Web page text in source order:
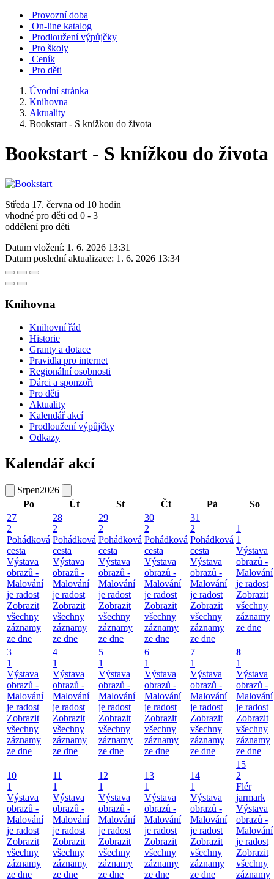
Provozní doba
On-line katalog
Prodloužení výpůjčky
Pro školy
Ceník
Pro děti
Úvodní stránka
Knihovna
Aktuality
Bookstart - S knížkou do života
Bookstart - S knížkou do života
Středa 17. června od 10 hodin
vhodné pro děti od 0 - 3
oddělení pro děti
Datum vložení: 1. 6. 2026 13:31
Datum poslední aktualizace: 1. 6. 2026 13:34
Knihovna
Knihovní řád
Historie
Granty a dotace
Pravidla pro internet
Regionální osobnosti
Dárci a sponzoři
Pro děti
Aktuality
Kalendář akcí
Prodloužení výpůjčky
Odkazy
Kalendář akcí
Srpen2026
Po
Út St Čt Pá
So
27
2
Pohádková
cesta
Výstava
obrazů -
Malování
je radost
Zobrazit
všechny
záznamy
ze dne
28
2
Pohádková
cesta
Výstava
obrazů -
Malování
je radost
Zobrazit
všechny
záznamy
ze dne
29
2
Pohádková
cesta
Výstava
obrazů -
Malování
je radost
Zobrazit
všechny
záznamy
ze dne
30
2
Pohádková
cesta
Výstava
obrazů -
Malování
je radost
Zobrazit
všechny
záznamy
ze dne
31
2
Pohádková
cesta
Výstava
obrazů -
Malování
je radost
Zobrazit
všechny
záznamy
ze dne
1
1
Výstava
obrazů -
Malování
je radost
Zobrazit
všechny
záznamy
ze dne
3
1
Výstava
obrazů -
Malování
je radost
Zobrazit
všechny
záznamy
ze dne
4
1
Výstava
obrazů -
Malování
je radost
Zobrazit
všechny
záznamy
ze dne
5
1
Výstava
obrazů -
Malování
je radost
Zobrazit
všechny
záznamy
ze dne
6
1
Výstava
obrazů -
Malování
je radost
Zobrazit
všechny
záznamy
ze dne
7
1
Výstava
obrazů -
Malování
je radost
Zobrazit
všechny
záznamy
ze dne
8
1
Výstava
obrazů -
Malování
je radost
Zobrazit
všechny
záznamy
ze dne
10
1
Výstava
obrazů -
Malování
je radost
Zobrazit
všechny
záznamy
ze dne
11
1
Výstava
obrazů -
Malování
je radost
Zobrazit
všechny
záznamy
ze dne
12
1
Výstava
obrazů -
Malování
je radost
Zobrazit
všechny
záznamy
ze dne
13
1
Výstava
obrazů -
Malování
je radost
Zobrazit
všechny
záznamy
ze dne
14
1
Výstava
obrazů -
Malování
je radost
Zobrazit
všechny
záznamy
ze dne
15
2
Flér
jarmark
Výstava
obrazů -
Malování
je radost
Zobrazit
všechny
záznamy